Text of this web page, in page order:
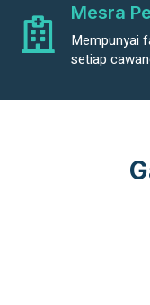
Mesra
Mempunyai
setiap